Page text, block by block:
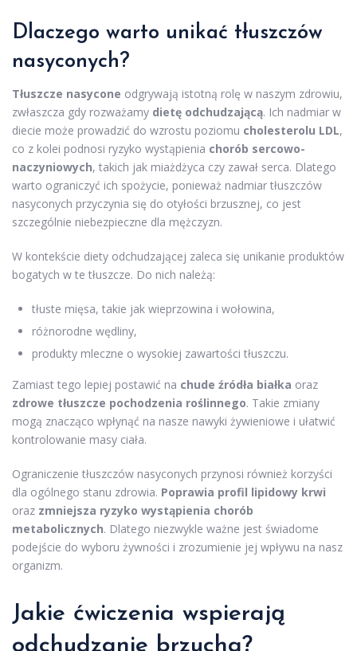
Dlaczego warto unikać tłuszczów
nasyconych?
Tłuszcze nasycone odgrywają istotną rolę w naszym zdrowiu,
zwłaszcza gdy rozważamy dietę odchudzającą. Ich nadmiar w
diecie może prowadzić do wzrostu poziomu cholesterolu LDL,
co z kolei podnosi ryzyko wystąpienia chorób sercowo-
naczyniowych, takich jak miażdżyca czy zawał serca. Dlatego
warto ograniczyć ich spożycie, ponieważ nadmiar tłuszczów
nasyconych przyczynia się do otyłości brzusznej, co jest
szczególnie niebezpieczne dla mężczyzn.
W kontekście diety odchudzającej zaleca się unikanie produktów
bogatych w te tłuszcze. Do nich należą:
tłuste mięsa, takie jak wieprzowina i wołowina,
różnorodne wędliny,
produkty mleczne o wysokiej zawartości tłuszczu.
Zamiast tego lepiej postawić na chude źródła białka oraz
zdrowe tłuszcze pochodzenia roślinnego. Takie zmiany
mogą znacząco wpłynąć na nasze nawyki żywieniowe i ułatwić
kontrolowanie masy ciała.
Ograniczenie tłuszczów nasyconych przynosi również korzyści
dla ogólnego stanu zdrowia. Poprawia profil lipidowy krwi
oraz zmniejsza ryzyko wystąpienia chorób
metabolicznych. Dlatego niezwykle ważne jest świadome
podejście do wyboru żywności i zrozumienie jej wpływu na nasz
organizm.
Jakie ćwiczenia wspierają
odchudzanie brzucha?